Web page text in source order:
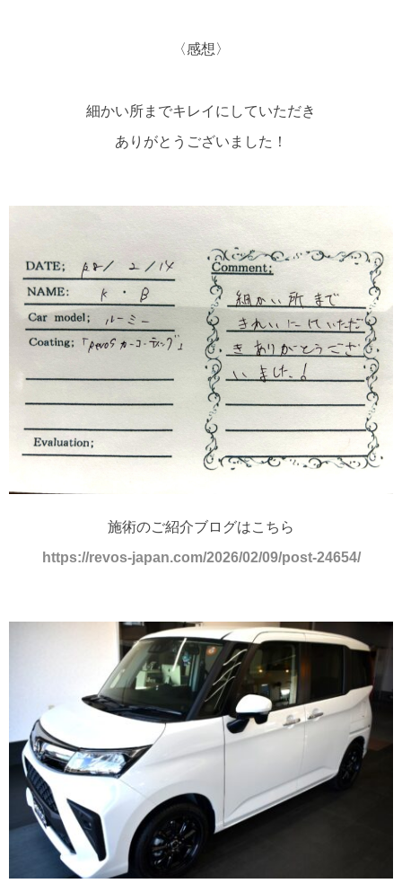
〈感想〉
細かい所までキレイにしていただき
ありがとうございました！
施術のご紹介ブログはこちら
https://revos-japan.com/2026/02/09/post-24654/